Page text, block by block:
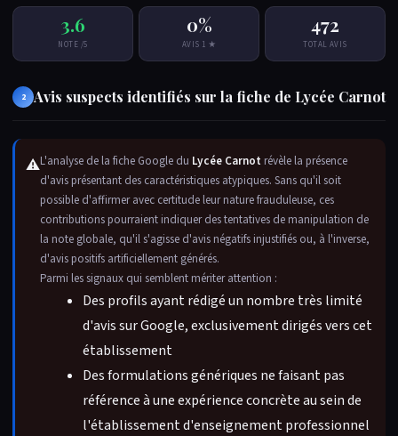
3.6
NOTE /5
0%
AVIS 1 ★
472
TOTAL AVIS
2 Avis suspects identifiés sur la fiche de Lycée Carnot
⚠L'analyse de la fiche Google du Lycée Carnot révèle la présence
d'avis présentant des caractéristiques atypiques. Sans qu'il soit
possible d'affirmer avec certitude leur nature frauduleuse, ces
contributions pourraient indiquer des tentatives de manipulation de
la note globale, qu'il s'agisse d'avis négatifs injustifiés ou, à l'inverse,
d'avis positifs artificiellement générés.
Parmi les signaux qui semblent mériter attention :
Des profils ayant rédigé un nombre très limité
d'avis sur Google, exclusivement dirigés vers cet
établissement
Des formulations génériques ne faisant pas
référence à une expérience concrète au sein de
l'établissement d'enseignement professionnel